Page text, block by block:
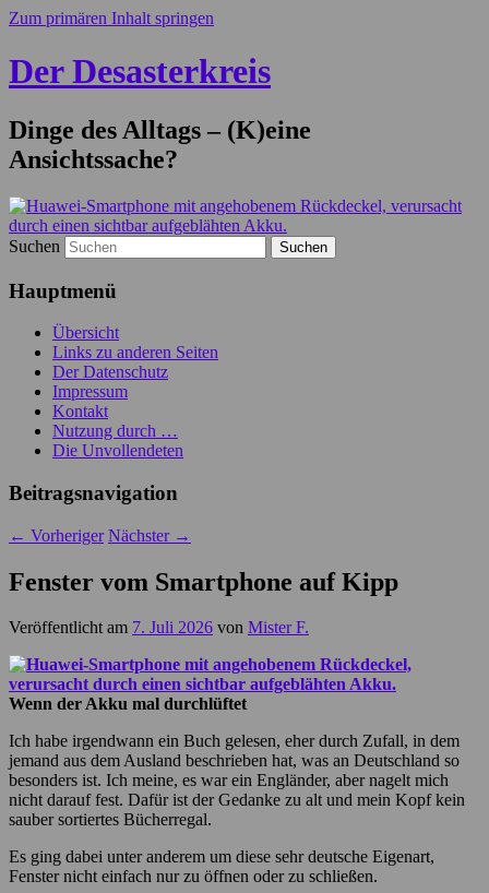
Zum primären Inhalt springen
Der Desasterkreis
Dinge des Alltags – (K)eine
Ansichtssache?
Suchen
Hauptmenü
Übersicht
Links zu anderen Seiten
Der Datenschutz
Impressum
Kontakt
Nutzung durch …
Die Unvollendeten
Beitragsnavigation
← Vorheriger Nächster →
Fenster vom Smartphone auf Kipp
Veröffentlicht am 7. Juli 2026 von Mister F.
Wenn der Akku mal durchlüftet
Ich habe irgendwann ein Buch gelesen, eher durch Zufall, in dem
jemand aus dem Ausland beschrieben hat, was an Deutschland so
besonders ist. Ich meine, es war ein Engländer, aber nagelt mich
nicht darauf fest. Dafür ist der Gedanke zu alt und mein Kopf kein
sauber sortiertes Bücherregal.
Es ging dabei unter anderem um diese sehr deutsche Eigenart,
Fenster nicht einfach nur zu öffnen oder zu schließen.